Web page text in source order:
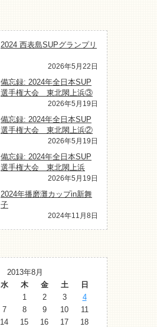
2024 西表島SUPグランプリ
2026年5月22日
備忘録: 2024年全日本SUP
選手権大会 東北閖上浜③
2026年5月19日
備忘録: 2024年全日本SUP
選手権大会 東北閖上浜②
2026年5月19日
備忘録: 2024年全日本SUP
選手権大会 東北閖上浜
2026年5月19日
2024年播磨灘カップin新舞
子
2024年11月8日
2013年8月
水 木 金 土
日
1
2 3
4
7 8 9 10
11
14 15 16 17
18